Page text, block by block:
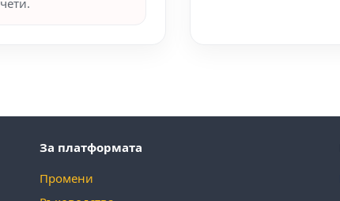
За платформата
Промени